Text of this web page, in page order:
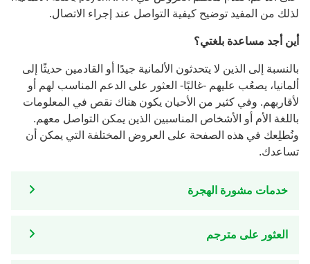
لذلك من المفيد توضيح كيفية التواصل عند إجراء الاتصال.
أين أجد مساعدة بلغتي؟
بالنسبة إلى الذين لا يتحدثون الألمانية جيدًا أو القادمين حديثًا إلى
ألمانيا، يصعُب عليهم -غالبًا- العثور على الدعم المناسب لهم أو
لأقاربهم. وفي كثير من الأحيان يكون هناك نقص في المعلومات
باللغة الأم أو الأشخاص المناسبين الذين يمكن التواصل معهم.
ونُطلِعك في هذه الصفحة على العروض المختلفة التي يمكن أن
تساعدك.
خدمات مشورة الهجرة
العثور على مترجم